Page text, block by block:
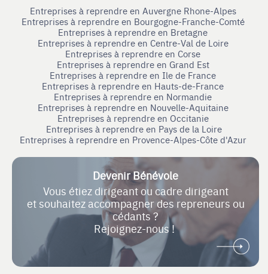
Entreprises à reprendre en Auvergne Rhone-Alpes
Entreprises à reprendre en Bourgogne-Franche-Comté
Entreprises à reprendre en Bretagne
Entreprises à reprendre en Centre-Val de Loire
Entreprises à reprendre en Corse
Entreprises à reprendre en Grand Est
Entreprises à reprendre en Ile de France
Entreprises à reprendre en Hauts-de-France
Entreprises à reprendre en Normandie
Entreprises à reprendre en Nouvelle-Aquitaine
Entreprises à reprendre en Occitanie
Entreprises à reprendre en Pays de la Loire
Entreprises à reprendre en Provence-Alpes-Côte d'Azur
Devenir Bénévole
Vous étiez dirigeant ou cadre dirigeant
et souhaitez accompagner des repreneurs ou
cédants ?
Rejoignez-nous !